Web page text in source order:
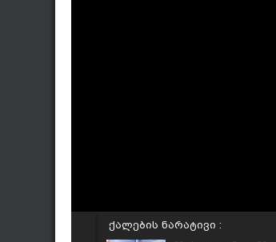
ქალების ნარატივი :